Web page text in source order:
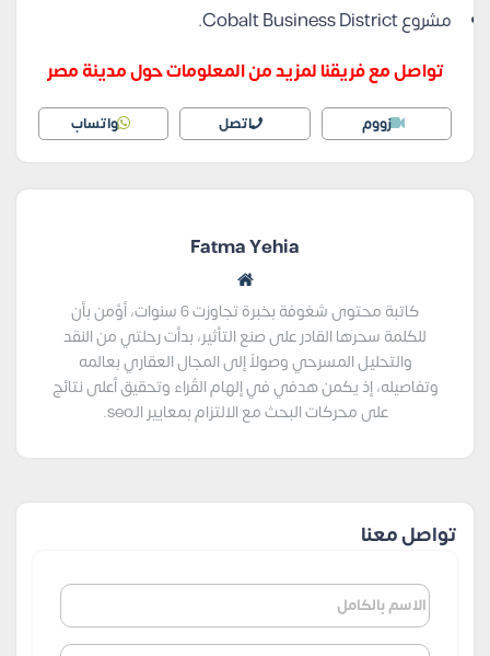
مشروع Cobalt Business District.
تواصل مع فريقنا لمزيد من المعلومات حول مدينة مصر
زووم اتصل واتساب
Fatma Yehia
كاتبة محتوى شغوفة بخبرة تجاوزت 6 سنوات، أؤمن بأن
للكلمة سحرها القادر على صنع التأثير، بدأت رحلتي من النقد
والتحليل المسرحي وصولاً إلى المجال العقاري بعالمه
وتفاصيله، إذ يكمن هدفي في إلهام القُراء وتحقيق أعلى نتائج
على محركات البحث مع الالتزام بمعايير الـseo.
تواصل معنا